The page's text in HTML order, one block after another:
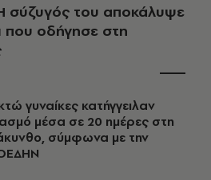
σύζυγός του αποκάλυψε
οδήγησε στη
γυναίκες κατήγγειλαν
μέσα σε 20 ημέρες στη
σύμφωνα με την